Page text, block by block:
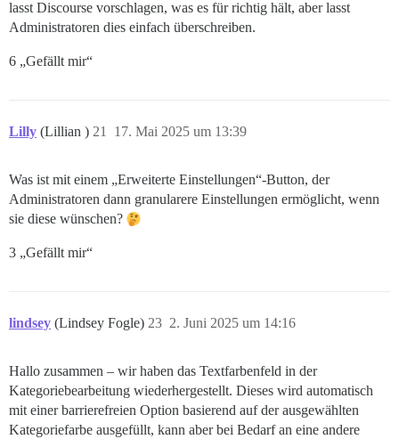
lasst Discourse vorschlagen, was es für richtig hält, aber lasst
Administratoren dies einfach überschreiben.
6 „Gefällt mir“
Lilly (Lillian ) 17. Mai 2025 um 13:39
21
Was ist mit einem „Erweiterte Einstellungen“-Button, der
Administratoren dann granularere Einstellungen ermöglicht, wenn
sie diese wünschen?
3 „Gefällt mir“
lindsey (Lindsey Fogle) 2. Juni 2025 um 14:16
23
Hallo zusammen – wir haben das Textfarbenfeld in der
Kategoriebearbeitung wiederhergestellt. Dieses wird automatisch
mit einer barrierefreien Option basierend auf der ausgewählten
Kategoriefarbe ausgefüllt, kann aber bei Bedarf an eine andere